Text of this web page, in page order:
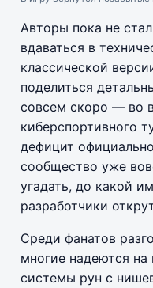
Авторы пока не
вдаваться в
классической
поделиться
совсем скоро — во
киберспортивного
дефицит
сообщество уже
угадать, до какой
разработчики
Среди фанатов
многие надеются
системы рун с